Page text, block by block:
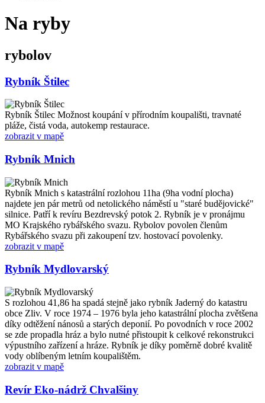
Na ryby
rybolov
Rybník Štilec
Rybník Štilec Možnost koupání v přírodním koupališti, travnaté
pláže, čistá voda, autokemp restaurace.
zobrazit v mapě
Rybník Mnich
Rybník Mnich s katastrální rozlohou 11ha (9ha vodní plocha)
najdete jen pár metrů od netolického náměstí u "staré budějovické"
silnice. Patří k revíru Bezdrevský potok 2. Rybník je v pronájmu
MO Krajského rybářského svazu. Rybolov povolen členům
Rybářského svazu při zakoupení tzv. hostovací povolenky.
zobrazit v mapě
Rybník Mydlovarský
S rozlohou 41,86 ha spadá stejně jako rybník Jaderný do katastru
obce Zliv. V roce 1974 – 1976 byla jeho katastrální plocha zvětšena
díky odtěžení nánosů a starých deponií. Po povodních v roce 2002
se zde propadla hráz a bylo nutné přistoupit k celkové rekonstrukci
výpustního zařízení a hráze. Rybník je díky poměrně dobré kvalitě
vody oblíbeným letním koupalištěm.
zobrazit v mapě
Revír Eko-nádrž Chvalšiny